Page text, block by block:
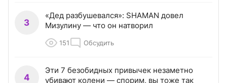
3
«Дед разбушевался»: SHAMAN довел
Мизулину — что он натворил
151 Обсудить
4
Эти 7 безобидных привычек незаметно
убивают колени — спорим, вы тоже так